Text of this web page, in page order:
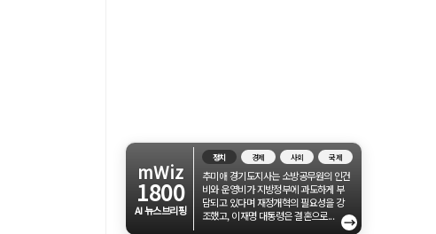
mWiz
1800
AI 뉴스브리핑
정치 경제 사회 국제
추미애 경기도지사는 소방공무원의 인건
비와 운영비가 지방정부에 과도하게 부
담되고 있다며 재정개혁의 필요성을 강
조했고, 이재명 대통령은 결혼으로...
→